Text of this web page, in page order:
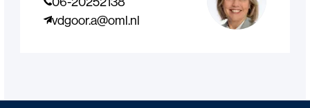
vdgoor.a@oml.nl